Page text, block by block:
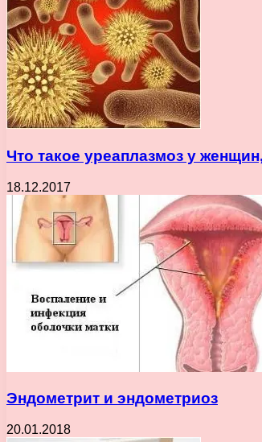
Что такое уреаплазмоз у
18.12.2017
Эндометрит и эндометриоз
20.01.2018